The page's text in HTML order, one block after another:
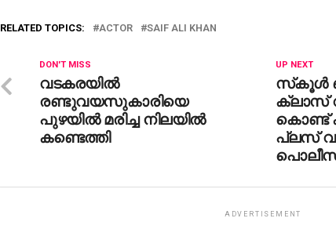
RELATED TOPICS: ACTOR SAIF ALI KHAN
UP NEXT
സ്‌കൂള്‍
ക്ലാസ്
കൊണ്ട്
പ്ലസ്
പൊലീസ്
DON'T MISS
വടകരയിൽ
രണ്ടുവയസുകാരിയെ
പുഴയിൽ മരിച്ച നിലയിൽ
കണ്ടെത്തി
ADVERTISEMENT